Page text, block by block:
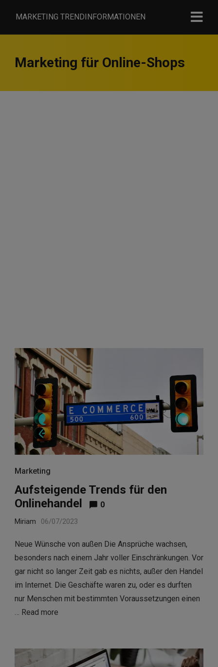
MARKETING TRENDINFORMATIONEN
Marketing für Online-Shops
Marketing
Aufsteigende Trends für den
Onlinehandel
0
Miriam 06/07/2023
Neue Wünsche von außen Die Ansprüche wachsen,
besonders nach einem Jahr voller Einschränkungen. Vor
gar nicht so langer Zeit gab es nichts, außer den Handel
im Internet. Die Geschäfte waren zu, oder es durften
nur Menschen mit bestimmten Voraussetzungen einen
Read more